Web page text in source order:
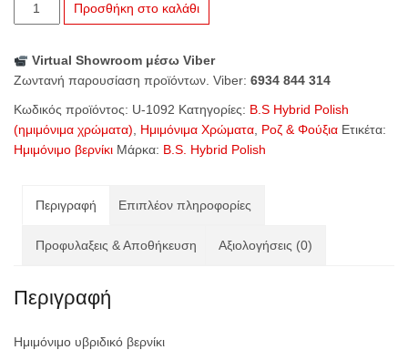
1092
Apple
ποσότητα
Προσθήκη στο καλάθι
Virtual Showroom μέσω Viber
Ζωντανή παρουσίαση προϊόντων. Viber: 6934 844 314
Κωδικός προϊόντος: U-1092 Κατηγορίες: B.S Hybrid Polish
(ημιμόνιμα χρώματα), Ημιμόνιμα Χρώματα, Ροζ & Φούξια Ετικέτα:
Ημιμόνιμο βερνίκι Μάρκα: B.S. Hybrid Polish
Περιγραφή Επιπλέον πληροφορίες
Προφυλαξεις & Αποθήκευση Αξιολογήσεις (0)
Περιγραφή
Ημιμόνιμο υβριδικό βερνίκι